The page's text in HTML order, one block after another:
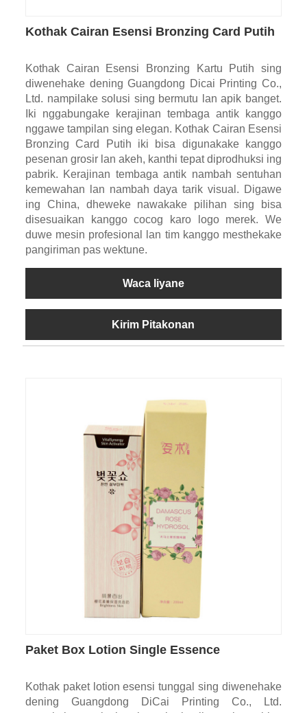
Kothak Cairan Esensi Bronzing Card Putih
Kothak Cairan Esensi Bronzing Kartu Putih sing
diwenehake dening Guangdong Dicai Printing Co.,
Ltd. nampilake solusi sing bermutu lan apik banget.
Iki nggabungake kerajinan tembaga antik kanggo
nggawe tampilan sing elegan. Kothak Cairan Esensi
Bronzing Card Putih iki bisa digunakake kanggo
pesenan grosir lan akeh, kanthi tepat diprodhuksi ing
pabrik. Kerajinan tembaga antik nambah sentuhan
kemewahan lan nambah daya tarik visual. Digawe
ing China, dheweke nawakake pilihan sing bisa
disesuaikan kanggo cocog karo logo merek. We
duwe mesin profesional lan tim kanggo mesthekake
pangiriman pas wektune.
Waca liyane
Kirim Pitakonan
Paket Box Lotion Single Essence
Kothak paket lotion esensi tunggal sing diwenehake
dening Guangdong DiCai Printing Co., Ltd.